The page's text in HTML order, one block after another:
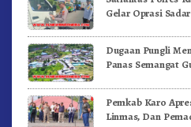
Gelar Oprasi
Dugaan Pungli
Panas Semangat
Pemkab Karo
Linmas, Dan